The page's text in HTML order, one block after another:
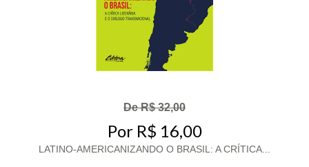
De R$ 32,00
Por R$ 16,00
LATINO-AMERICANIZANDO O BRASIL: A CRÍTICA...